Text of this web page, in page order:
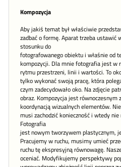
Kompozycja
Aby jakiś temat był właściwie
zadbać o formę. Aparat trzeba ustawić
stosunku do
fotografowanego obiektu i właśnie od
kompozycji. Dla mnie fotografia jest w
rytmu przestrzeni, linii i wartości. To
tylko wykonać swoją pracę, która
czym zadecydowało oko. Na zdjęcie
obraz. Kompozycja jest równoczesnym
koordynacją wizualnych elementów.
musi zachodzić konieczność i wtedy
Fotografia
jest nowym tworzywem plastycznym,
Pracujemy w ruchu, musimy umieć
ruchu tę ekspresyjną równowagę.
oceniać. Modyfikujemy perspektywy